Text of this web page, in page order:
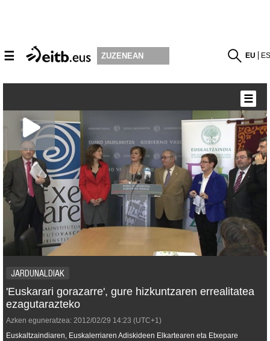
☰ ZUZENEAN EU
JARDUNALDIAK
'Euskarari gorazarre', gure hizkuntzaren errealitatea
ezagutarazteko
Azken eguneratzea: 2012/02/29 14:23 (UTC+1)
Euskaltzaindiaren, Euskalerriaren Adiskideen Elkartearen eta Etxepare
☰